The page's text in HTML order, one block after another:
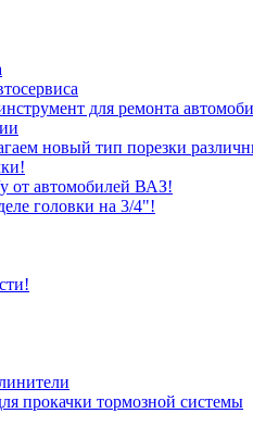
для ремонта
новый тип порезки
от автомобилей ВАЗ!
головки на 3/4"!
прокачки тормозной системы